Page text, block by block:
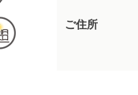
ご住所